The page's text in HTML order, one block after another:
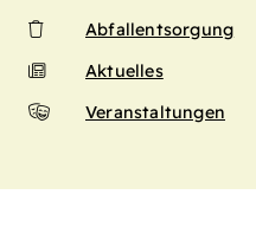
Abfallentsorgung
Aktuelles
Veranstaltungen